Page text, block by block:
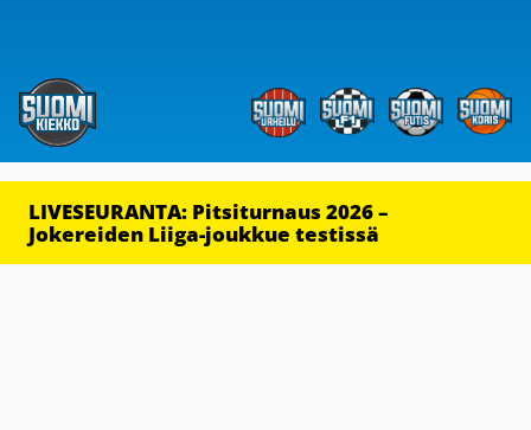
LIVESEURANTA: Pitsiturnaus 2026 –
Jokereiden Liiga-joukkue testissä